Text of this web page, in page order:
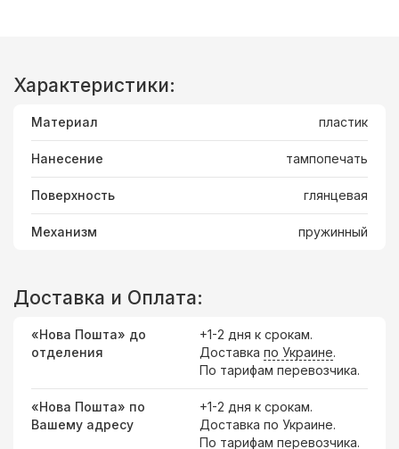
Характеристики:
Материал пластик
Нанесение тампопечать
Поверхность глянцевая
Механизм пружинный
Доставка и Оплата:
«Нова Пошта» до
отделения
+1-2 дня к срокам.
Доставка по Украине.
По тарифам перевозчика.
«Нова Пошта» по
Вашему адресу
+1-2 дня к срокам.
Доставка по Украине.
По тарифам перевозчика.